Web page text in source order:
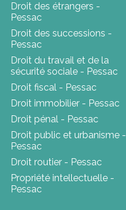
Droit des étrangers -
Pessac
Droit des successions -
Pessac
Droit du travail et de la
sécurité sociale - Pessac
Droit fiscal - Pessac
Droit immobilier - Pessac
Droit pénal - Pessac
Droit public et urbanisme -
Pessac
Droit routier - Pessac
Propriété intellectuelle -
Pessac